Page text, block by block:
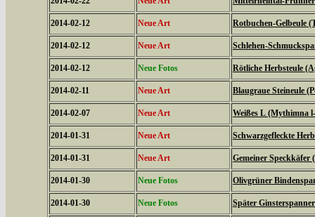
2014-02-12 Neue Art Rotbuchen-Gelbeule
2014-02-12 Neue Art Schlehen-
2014-02-12 Neue Fotos Rötliche Herbsteule
2014-02-11 Neue Art Blaugraue Steineule
2014-02-07 Neue Art Weißes L (Mythimna
2014-01-31 Neue Art Schwarzgefleckte
2014-01-31 Neue Art Gemeiner Speckkäfer
2014-01-30 Neue Fotos Olivgrüner
2014-01-30 Neue Fotos Später